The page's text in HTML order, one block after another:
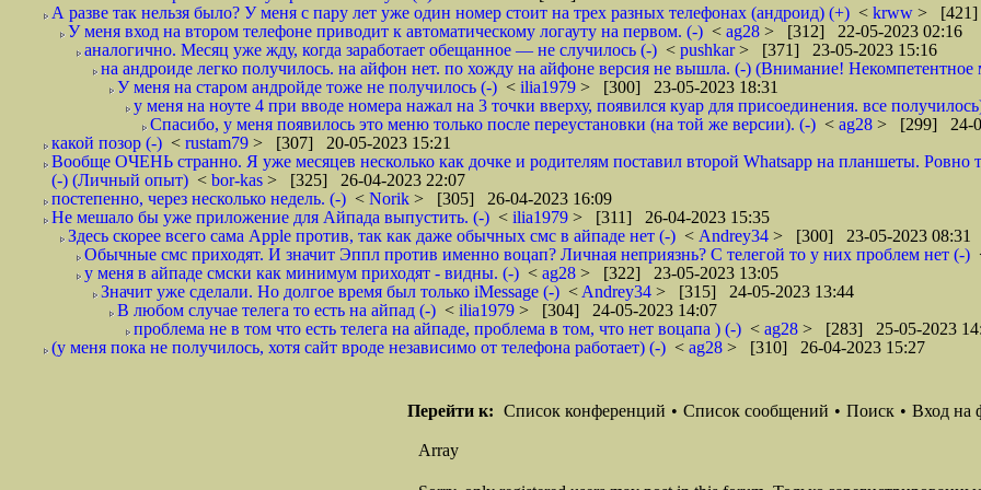
А разве так нельзя было? У меня с пару лет уже один номер стоит на трех разных телефонах (андроид) (+) < krww > [421]
У меня вход на втором телефоне приводит к автоматическому логауту на первом. (-) < ag28 > [312] 22-05-2023 02:16
аналогично. Месяц уже жду, когда заработает обещанное — не случилось (-) < pushkar> [371] 23-05-2023 15:16
на андроиде легко получилось. на айфон нет. по хожду на айфоне версия не вышла. (-) (Внимание! Некомпетентное
У меня на старом андройде тоже не получилось (-) < ilia1979 > [300] 23-05-2023 18:31
у меня на ноуте 4 при вводе номера нажал на 3 точки вверху, появился куар для присоединения. все
Спасибо, у меня появилось это меню только после переустановки (на той же версии). (-) < ag28 > [299] 24-
какой позор (-) < rustam79 > [307] 20-05-2023 15:21
Вообще ОЧЕНЬ странно. Я уже месяцев несколько как дочке и родителям поставил второй Whatsapp на планшеты. Ровно
(-) (Личный опыт) < bor-kas > [325] 26-04-2023 22:07
постепенно, через несколько недель. (-) < Norik > [305] 26-04-2023 16:09
Не мешало бы уже приложение для Айпада выпустить. (-) < ilia1979 > [311] 26-04-2023 15:35
Здесь скорее всего сама Apple против, так как даже обычных смс в айпаде нет (-) < Andrey34 > [300] 23-05-2023 08:31
Обычные смс приходят. И значит Эппл против именно воцап? Личная неприязнь? С телегой то у них проблем нет (-)
у меня в айпаде смски как минимум приходят - видны. (-) < ag28 > [322] 23-05-2023 13:05
Значит уже сделали. Но долгое время был только iMessage (-) < Andrey34 > [315] 24-05-2023 13:44
В любом случае телега то есть на айпад (-) < ilia1979 > [304] 24-05-2023 14:07
проблема не в том что есть телега на айпаде, проблема в том, что нет воцапа ) (-) < ag28 > [283] 25-05-2023
(у меня пока не получилось, хотя сайт вроде независимо от телефона работает) (-) < ag28 > [310] 26-04-2023 15:27
Перейти к: Список конференций • Список сообщений • Поиск • Вход на
Array